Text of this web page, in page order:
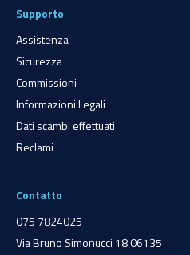
Supporto
Assistenza
Sicurezza
Commissioni
Informazioni Legali
Dati scambi effettuati
Reclami
Contatto
075 7824025
Via Bruno Simonucci 18 06135